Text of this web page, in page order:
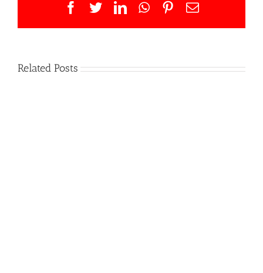
Facebook
TwitterLinkedInWhatsApp
Pinterest
Email
Related Posts